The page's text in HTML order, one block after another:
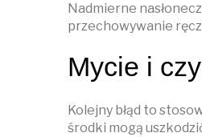
Nadmierne
przechowywanie
Mycie i
Kolejny błąd to
środki mogą